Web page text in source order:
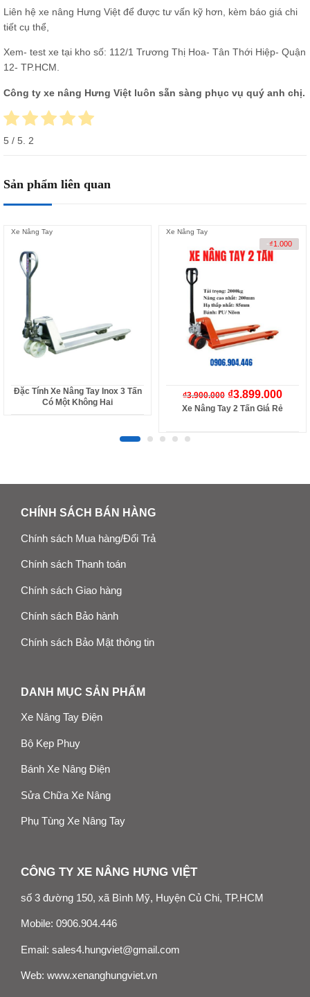
Liên hệ xe nâng Hưng Việt để được tư vấn kỹ hơn, kèm báo giá chi
tiết cụ thể,
Xem- test xe tại kho số: 112/1 Trương Thị Hoa- Tân Thới Hiệp- Quận
12- TP.HCM.
Công ty xe nâng Hưng Việt luôn sẵn sàng phục vụ quý anh chị.
5 / 5. 2
Sản phẩm liên quan
Xe Nâng Tay
Đặc Tính Xe Nâng Tay Inox 3 Tấn
Có Một Không Hai
Xe Nâng Tay
-₫1.000
₫3.900.000 ₫3.899.000
Xe Nâng Tay 2 Tấn Giá Rẻ
CHÍNH SÁCH BÁN HÀNG
Chính sách Mua hàng/Đổi Trả
Chính sách Thanh toán
Chính sách Giao hàng
Chính sách Bảo hành
Chính sách Bảo Mật thông tin
DANH MỤC SẢN PHẨM
Xe Nâng Tay Điện
Bộ Kẹp Phuy
Bánh Xe Nâng Điện
Sửa Chữa Xe Nâng
Phụ Tùng Xe Nâng Tay
CÔNG TY XE NÂNG HƯNG VIỆT
số 3 đường 150, xã Bình Mỹ, Huyện Củ Chi, TP.HCM
Mobile: 0906.904.446
Email: sales4.hungviet@gmail.com
Web: www.xenanghungviet.vn